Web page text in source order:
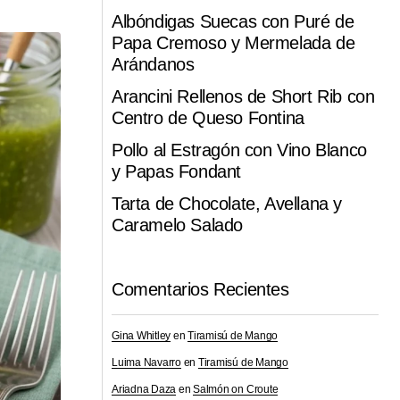
Albóndigas Suecas con Puré de
Papa Cremoso y Mermelada de
Arándanos
Arancini Rellenos de Short Rib con
Centro de Queso Fontina
Pollo al Estragón con Vino Blanco
y Papas Fondant
Tarta de Chocolate, Avellana y
Caramelo Salado
Comentarios Recientes
Gina Whitley enTiramisú de Mango
Luima Navarroen Tiramisú de Mango
Ariadna Daza enSalmón on Croute